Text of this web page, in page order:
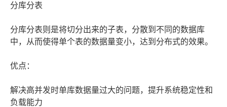
分库分表
分库分表则是将切分出来的子表，分散到不同的数据库
中，从而使得单个表的数据量变小，达到分布式的效果。
优点：
解决高并发时单库数据量过大的问题，提升系统稳定性和
负载能力